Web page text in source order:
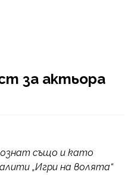
за актьора
също и като
„Игри на волята“